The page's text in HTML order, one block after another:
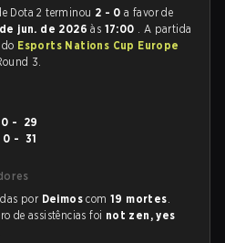
Dota 2 terminou 2 - 0 a favor de
jun. de 2026às 17:00 . A partida
Esports Nations Cup Europe
3.
0 - 29
0 - 31
por Deimos com19 mortes.
de assistências foi not zen, yes